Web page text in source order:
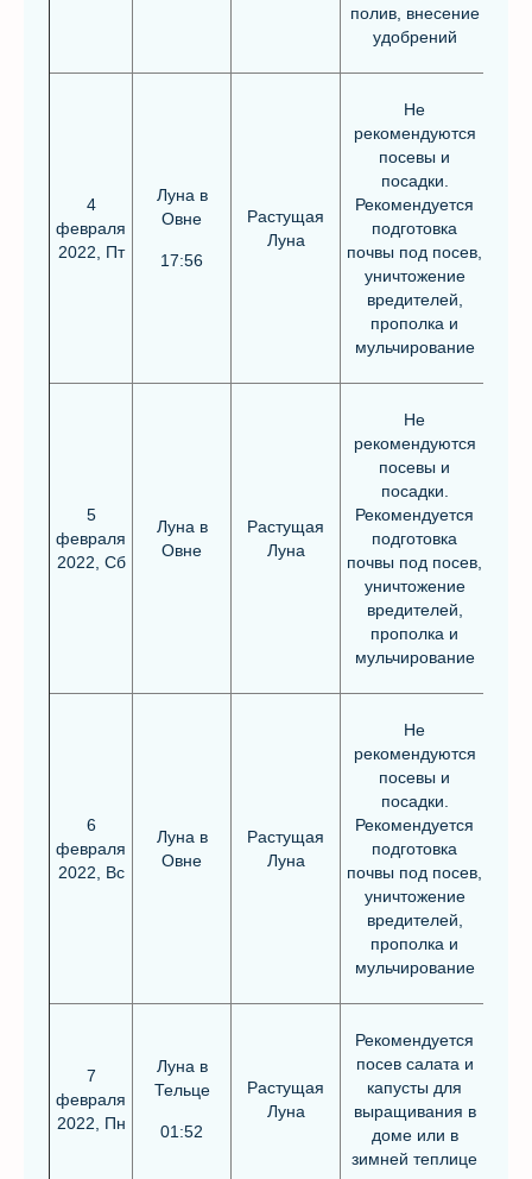
полив, внесение
удобрений
4
февраля
2022, Пт
Луна в
Овне
17:56
Растущая
Луна
Не
рекомендуются
посевы и
посадки.
Рекомендуется
подготовка
почвы под посев,
уничтожение
вредителей,
прополка и
мульчирование
5
февраля
2022, Сб
Луна в
Овне
Растущая
Луна
Не
рекомендуются
посевы и
посадки.
Рекомендуется
подготовка
почвы под посев,
уничтожение
вредителей,
прополка и
мульчирование
6
февраля
2022, Вс
Луна в
Овне
Растущая
Луна
Не
рекомендуются
посевы и
посадки.
Рекомендуется
подготовка
почвы под посев,
уничтожение
вредителей,
прополка и
мульчирование
7
февраля
2022, Пн
Луна в
Тельце
01:52
Растущая
Луна
Рекомендуется
посев салата и
капусты для
выращивания в
доме или в
зимней теплице